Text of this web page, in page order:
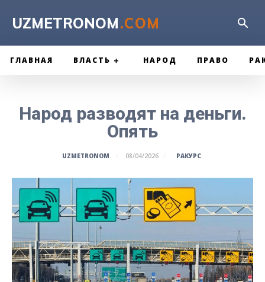
UZMETRONOM.COM
ГЛАВНАЯ ВЛАСТЬ НАРОД ПРАВО
Народ разводят на деньги.
Опять
UZMETRONOM 08/04/2026 РАКУРС